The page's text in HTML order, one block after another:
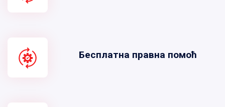
Бесплатна правна помоћ